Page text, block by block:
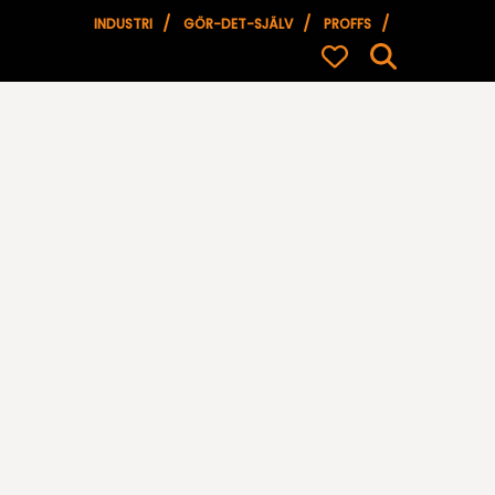
INDUSTRI GÖR-DET-SJÄLV PROFFS